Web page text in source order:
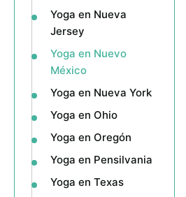
Yoga en Nueva
Jersey
Yoga en Nuevo
México
Yoga en Nueva York
Yoga en Ohio
Yoga en Oregón
Yoga en Pensilvania
Yoga en Texas